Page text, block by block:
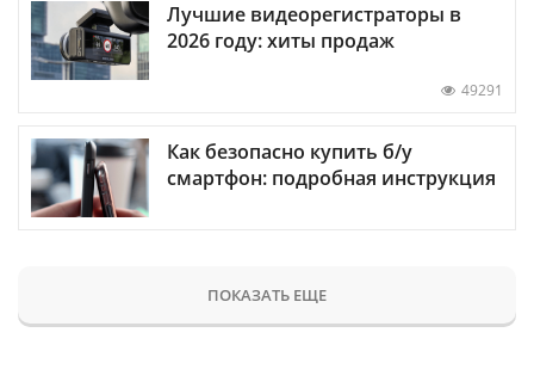
Лучшие видеорегистраторы в
2026 году: хиты продаж
49291
Как безопасно купить б/у
смартфон: подробная инструкция
ПОКАЗАТЬ ЕЩЕ